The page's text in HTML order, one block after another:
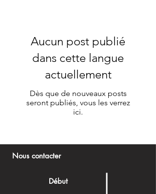
Aucun post publié
dans cette langue
actuellement
Dès que de nouveaux posts
seront publiés, vous les verrez
ici.
Nous contacter
Début